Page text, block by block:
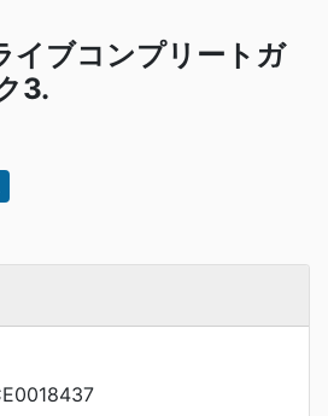
イブコンプリートガ
3.